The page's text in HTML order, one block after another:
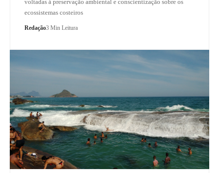
voltadas à preservação ambiental e conscientização sobre os
ecossistemas costeiros
Redação3 Min Leitura